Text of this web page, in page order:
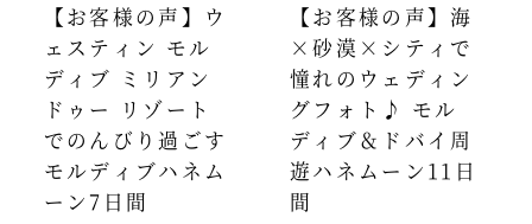
【お客様の声】ウ
ェスティン モル
ディブ ミリアン
ドゥー リゾート
でのんびり過ごす
モルディブハネム
ーン7日間
【お客様の声】海
×砂漠×シティで
憧れのウェディン
グフォト♪ モル
ディブ＆ドバイ周
遊ハネムーン11日
間